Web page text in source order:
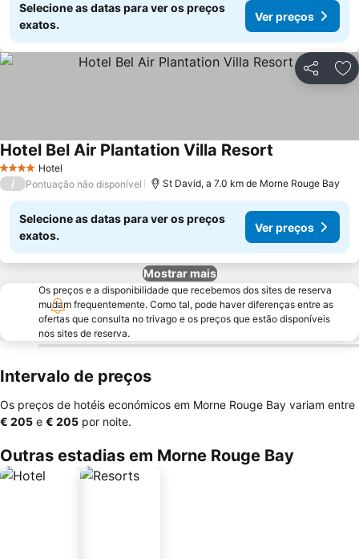
Selecione as datas para ver os preços
exatos.
Ver preços
Partilhar
4 EstrelasHotel
Hotel Bel Air Plantation Villa Resort
/ Pontuação não disponível St David, a 7.0 km de Morne Rouge Bay
Selecione as datas para ver os preços
exatos.
Ver preços
Mostrar mais
Os preços e a disponibilidade que recebemos dos sites de reserva
mudam frequentemente. Como tal, pode haver diferenças entre as
ofertas que consulta no trivago e os preços que estão disponíveis
nos sites de reserva.
Intervalo de preços
Os preços de hotéis económicos em Morne Rouge Bay variam entre
‎€ 205 e ‎€ 205 por noite.
Outras estadias em Morne Rouge Bay